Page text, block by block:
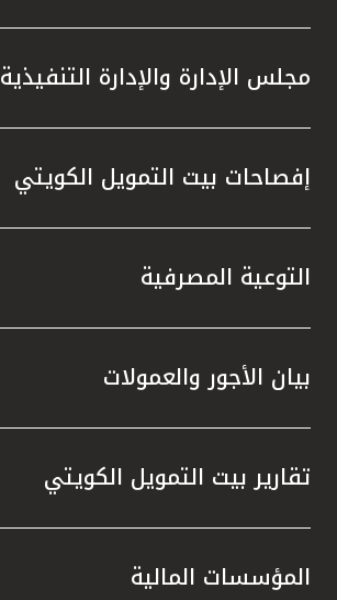
مجلس الإدارة والإدارة التنفيذية
إفصاحات بيت التمويل الكويتي
التوعية المصرفية
بيان الأجور والعمولات
تقارير بيت التمويل الكويتي
المؤسسات المالية